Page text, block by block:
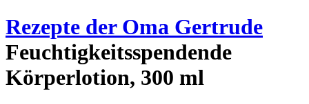
Rezepte der Oma Gertrude
Feuchtigkeitsspendende
Körperlotion, 300 ml